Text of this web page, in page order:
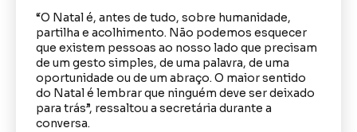
“O Natal é, antes de tudo, sobre humanidade,
partilha e acolhimento. Não podemos esquecer
que existem pessoas ao nosso lado que precisam
de um gesto simples, de uma palavra, de uma
oportunidade ou de um abraço. O maior sentido
do Natal é lembrar que ninguém deve ser deixado
para trás”, ressaltou a secretária durante a
conversa.